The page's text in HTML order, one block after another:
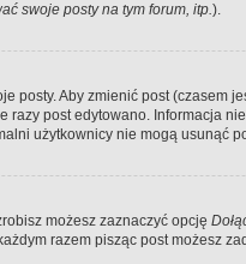
swoje posty na tym forum, itp.).
Aby zmienić post (czasem
post edytowano. Informacja
użytkownicy nie mogą usunąć
możesz zaznaczyć opcję
razem pisząc post możesz